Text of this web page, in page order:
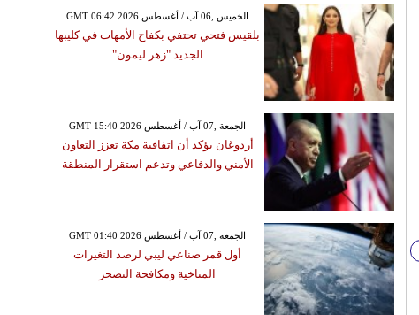
GMT 06:42 2026 الخميس ,06 آب / أغسطس
بلقيس فتحي تحتفي بكفاح الأمهات في كليبها
الجديد "زهر ليمون"
GMT 15:40 2026 الجمعة ,07 آب / أغسطس
أردوغان يؤكد أن اتفاقية مكة تعزز التعاون
الأمني والدفاعي وتدعم استقرار المنطقة
GMT 01:40 2026 الجمعة ,07 آب / أغسطس
أول قمر صناعي ليبي لرصد التغيرات
المناخية ومكافحة التصحر